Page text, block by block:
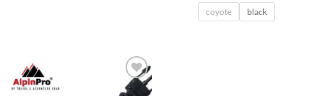
coyote black
Add to